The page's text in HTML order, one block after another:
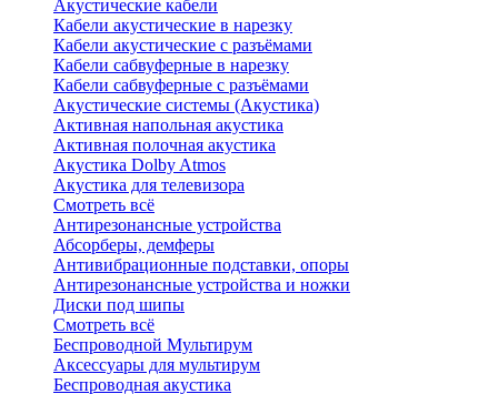
Акустические кабели
Кабели акустические в нарезку
Кабели акустические с разъёмами
Кабели сабвуферные в нарезку
Кабели сабвуферные с разъёмами
Акустические системы (Акустика)
Активная напольная акустика
Активная полочная акустика
Акустика Dolby Atmos
Акустика для телевизора
Смотреть всё
Антирезонансные устройства
Абсорберы, демферы
Антивибрационные подставки, опоры
Антирезонансные устройства и ножки
Диски под шипы
Смотреть всё
Беспроводной Мультирум
Аксессуары для мультирум
Беспроводная акустика